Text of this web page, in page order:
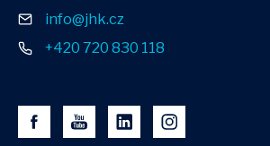
info@jhk.cz
+420 720 830 118